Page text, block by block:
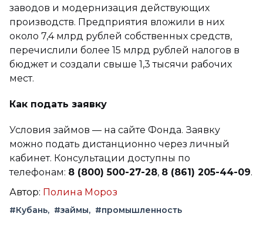
заводов и модернизация действующих
производств. Предприятия вложили в них
около 7,4 млрд рублей собственных средств,
перечислили более 15 млрд рублей налогов в
бюджет и создали свыше 1,3 тысячи рабочих
мест.
Как подать заявку
Условия займов — на сайте Фонда. Заявку
можно подать дистанционно через личный
кабинет. Консультации доступны по
телефонам: 8 (800) 500-27-28, 8 (861) 205-44-09.
Автор: Полина Мороз
#Кубань #займы #промышленность